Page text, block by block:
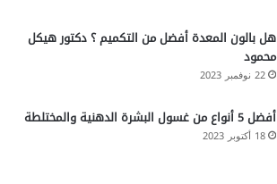
هل بالون المعدة أفضل من التكميم ؟ دكتور هيكل
محمود
22 نوفمبر 2023
أفضل 5 أنواع من غسول البشرة الدهنية والمختلطة
18 أكتوبر 2023